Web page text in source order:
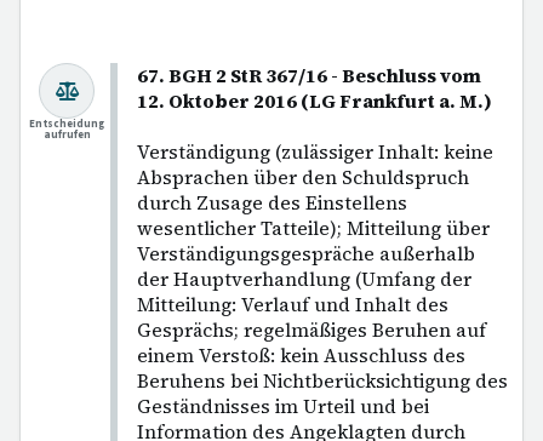
67. BGH 2 StR 367/16 - Beschluss vom
12. Oktober 2016 (LG Frankfurt a. M.)
Verständigung (zulässiger Inhalt: keine
Absprachen über den Schuldspruch
durch Zusage des Einstellens
wesentlicher Tatteile); Mitteilung über
Verständigungsgespräche außerhalb
der Hauptverhandlung (Umfang der
Mitteilung: Verlauf und Inhalt des
Gesprächs; regelmäßiges Beruhen auf
einem Verstoß: kein Ausschluss des
Beruhens bei Nichtberücksichtigung des
Geständnisses im Urteil und bei
Information des Angeklagten durch
Entscheidung
aufrufen